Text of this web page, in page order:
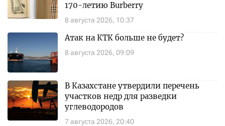
8 августа 2026, 10:37
170-летию Burberry
8 августа 2026, 09:09
Атак на КТК больше не будет?
7 августа 2026, 20:40
В Казахстане утвердили перечень
участков недр для разведки
углеводородов